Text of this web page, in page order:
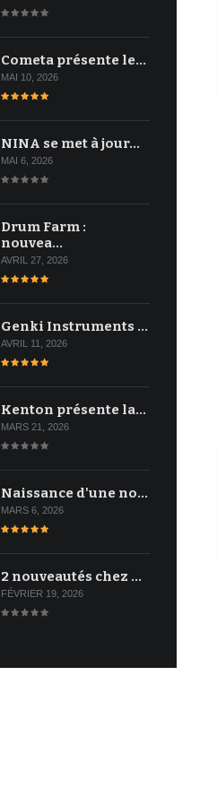
Cometa présente le…
MAI 10, 2026
NINA se met à jour…
MAI 6, 2026
Drum Farm :
nouvea…
AVRIL 27, 2026
Genki Instruments …
AVRIL 11, 2026
Kenton présente la…
MARS 21, 2026
Naissance d'une no…
MARS 6, 2026
2 nouveautés chez …
FÉVRIER 19, 2026